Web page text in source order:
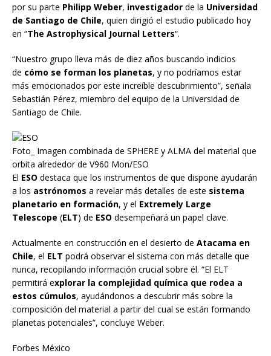
por su parte Philipp Weber, investigador de la Universidad
de Santiago de Chile, quien dirigió el estudio publicado hoy
en “The Astrophysical Journal Letters“.
“Nuestro grupo lleva más de diez años buscando indicios
de cómo se forman los planetas, y no podríamos estar
más emocionados por este increíble descubrimiento”, señala
Sebastián Pérez, miembro del equipo de la Universidad de
Santiago de Chile.
Foto_ Imagen combinada de SPHERE y ALMA del material que
orbita alrededor de V960 Mon/ESO
El ESO destaca que los instrumentos de que dispone ayudarán
a los astrónomos a revelar más detalles de este sistema
planetario en formación, y el Extremely Large
Telescope (ELT) de ESO desempeñará un papel clave.
Actualmente en construcción en el desierto de Atacama en
Chile, el ELT podrá observar el sistema con más detalle que
nunca, recopilando información crucial sobre él. “El ELT
permitirá explorar la complejidad química que rodea a
estos cúmulos, ayudándonos a descubrir más sobre la
composición del material a partir del cual se están formando
planetas potenciales”, concluye Weber.
Forbes México